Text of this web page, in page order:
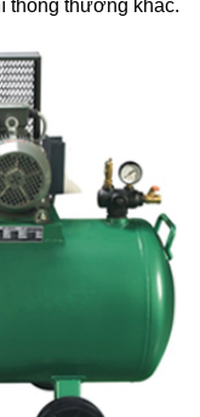
thông thường khác.